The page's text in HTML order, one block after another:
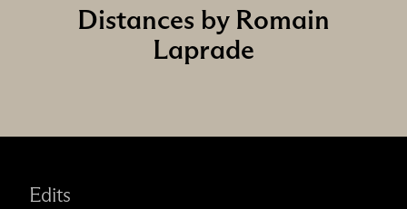
Distances by Romain
Laprade
Edits